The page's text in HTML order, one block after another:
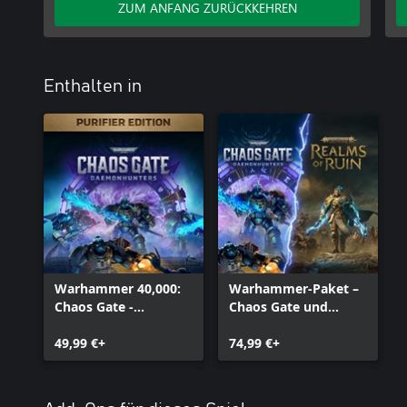
ZUM ANFANG ZURÜCKKEHREN
Enthalten in
Warhammer 40,000:
Chaos Gate -
Purificator-Edition
49,99 €+
Warhammer-Paket –
Chaos Gate und
74,99 €+